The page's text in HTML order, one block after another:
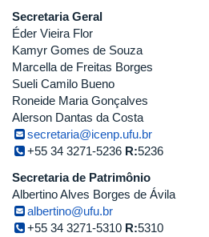
Secretaria Geral
Éder Vieira Flor
Kamyr Gomes de Souza
Marcella de Freitas Borges
Sueli Camilo Bueno
Roneide Maria Gonçalves
Alerson Dantas da Costa
secretaria@icenp.ufu.br
+55 34 3271-5236 R:5236
Secretaria de Patrimônio
Albertino Alves Borges de Ávila
albertino@ufu.br
+55 34 3271-5310 R:5310